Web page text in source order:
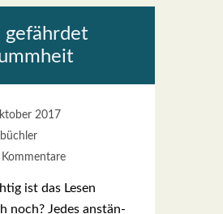
gefähr­det
2017
Kommentare
ist das Lesen
noch? Jedes anstän­